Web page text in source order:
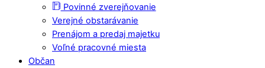
Povinné zverejňovanie
Verejné obstarávanie
Prenájom a predaj majetku
Voľné pracovné miesta
Občan